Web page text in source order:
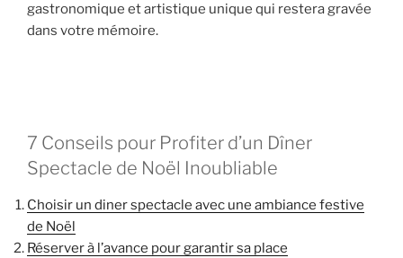
gastronomique et artistique unique qui restera gravée
dans votre mémoire.
7 Conseils pour Profiter d’un Dîner
Spectacle de Noël Inoubliable
Choisir un diner spectacle avec une ambiance festive
de Noël
Réserver à l’avance pour garantir sa place